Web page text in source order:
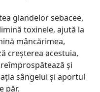
glandelor sebacee,
toxinele, ajută la
mâncărimea,
creșterea acestuia,
și
sângelui și aportul
păr.